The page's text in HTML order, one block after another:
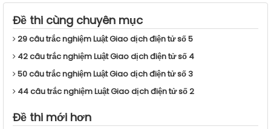
Đề thi cùng chuyên mục
29 câu trắc nghiệm Luật Giao dịch điện tử số 5
42 câu trắc nghiệm Luật Giao dịch điện tử số 4
50 câu trắc nghiệm Luật Giao dịch điện tử số 3
44 câu trắc nghiệm Luật Giao dịch điện tử số 2
Đề thi mới hơn